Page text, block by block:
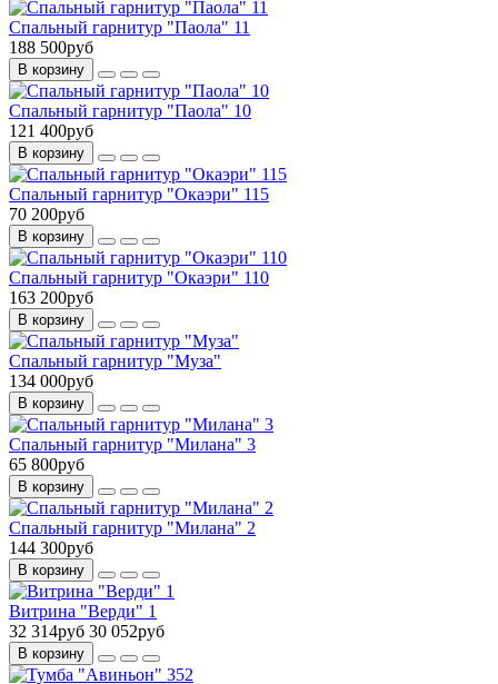
Спальный гарнитур "Паола" 11
188 500руб
В корзину
Спальный гарнитур "Паола" 10
121 400руб
В корзину
Спальный гарнитур "Окаэри" 115
70 200руб
В корзину
Спальный гарнитур "Окаэри" 110
163 200руб
В корзину
Спальный гарнитур "Муза"
134 000руб
В корзину
Спальный гарнитур "Милана" 3
65 800руб
В корзину
Спальный гарнитур "Милана" 2
144 300руб
В корзину
Витрина "Верди" 1
32 314руб 30 052руб
В корзину